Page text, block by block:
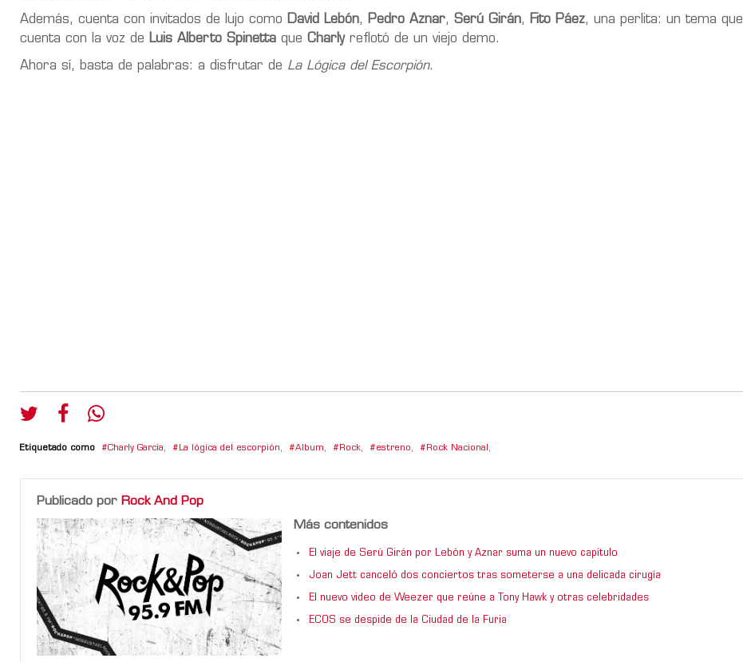
Además, cuenta con invitados de lujo como David Lebón, Pedro Aznar, Serú Girán, Fito Páez, una perlita: un tema que
cuenta con la voz de Luis Alberto Spinetta que Charlyreflotó de un viejo demo.
Ahora sí, basta de palabras: a disfrutar de La Lógica del Escorpión.
Etiquetado como Charly García, La lógica del escorpión, Album, Rock, estreno, Rock Nacional ,
Publicado por Rock And Pop
Más contenidos
El viaje de Serú Girán por Lebón y Aznar suma un nuevo capítulo
Joan Jett canceló dos conciertos tras someterse a una delicada cirugía
El nuevo video de Weezer que reúne a Tony Hawk y otras celebridades
ECOS se despide de la Ciudad de la Furia